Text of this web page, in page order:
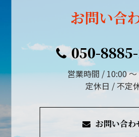
お問い合
050-
営業時間 / 10:00
定休日 / 不定
お問い合わ